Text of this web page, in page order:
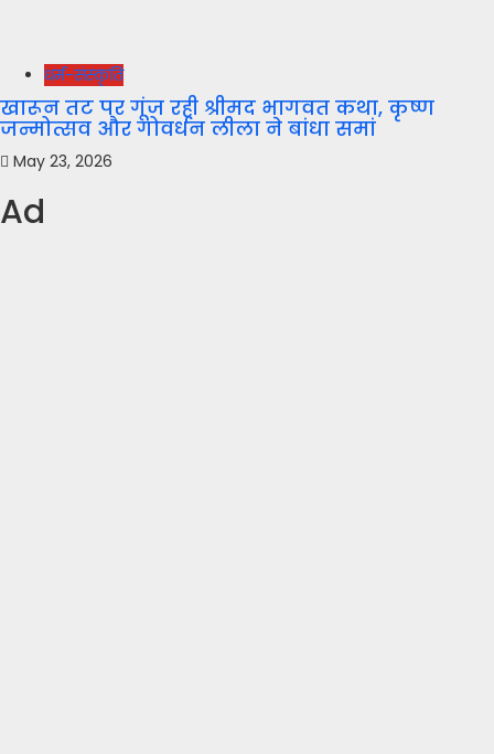
धर्म-संस्कृति
खारून तट पर गूंज रही श्रीमद भागवत कथा, कृष्ण
जन्मोत्सव और गोवर्धन लीला ने बांधा समां
May 23, 2026
Ad